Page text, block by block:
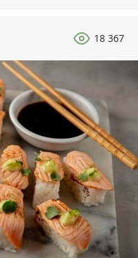
18 367